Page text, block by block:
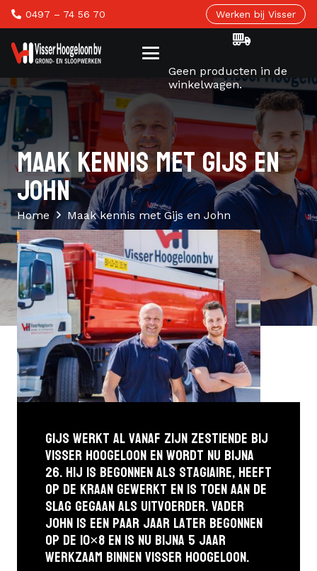
0497 – 74 56 70 Werken bij Visser
Geen producten in de
winkelwagen.
MAAK KENNIS MET GIJS EN
JOHN
Home Maak kennis met Gijs en John
Gijs werkt al vanaf zijn zestiende bij
Visser Hoogeloon en wordt nu bijna
26. Hij is begonnen als stagiaire, heeft
op de kraan gewerkt en is toen aan de
slag gegaan als uitvoerder. Vader
John is een paar jaar later begonnen
op de 10×8 en is nu bijna 5 jaar
werkzaam binnen Visser Hoogeloon.